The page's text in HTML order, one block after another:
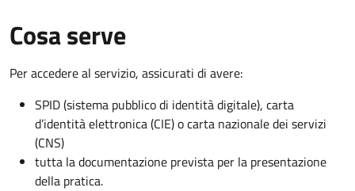
Cosa serve
Per accedere al servizio, assicurati di avere:
SPID (sistema pubblico di identità digitale), carta
d’identità elettronica (CIE) o carta nazionale dei servizi
(CNS)
tutta la documentazione prevista per la presentazione
della pratica.